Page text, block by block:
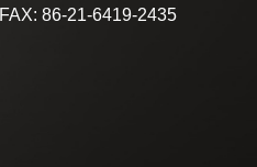
FAX: 86-21-6419-2435